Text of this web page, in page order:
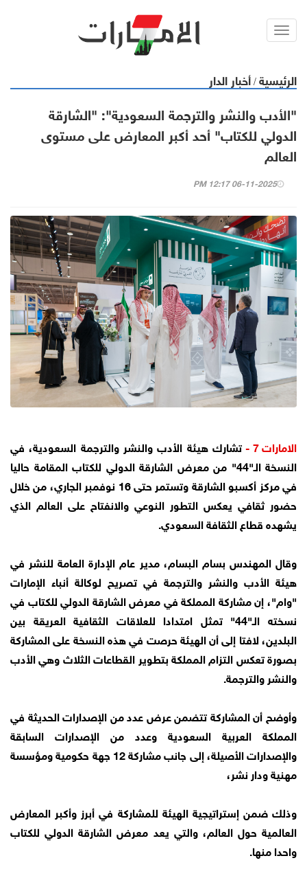
Toggl
الرئيسية / أخبار الدار
"الأدب والنشر والترجمة السعودية": "الشارقة
الدولي للكتاب" أحد أكبر المعارض على مستوى
العالم
06-11-2025 12:17 PM
الامارات 7 -
تشارك هيئة الأدب والنشر والترجمة السعودية، في
النسخة الـ"44" من معرض الشارقة الدولي للكتاب المقامة حاليا
في مركز أكسبو الشارقة وتستمر حتى 16 نوفمبر الجاري، من خلال
حضور ثقافي يعكس التطور النوعي والانفتاح على العالم الذي
يشهده قطاع الثقافة السعودي.
وقال المهندس بسام البسام، مدير عام الإدارة العامة للنشر في
هيئة الأدب والنشر والترجمة في تصريح لوكالة أنباء الإمارات
"وام"، إن مشاركة المملكة في معرض الشارقة الدولي للكتاب في
نسخته الـ"44" تمثل امتدادا للعلاقات الثقافية العريقة بين
البلدين، لافتا إلى أن الهيئة حرصت في هذه النسخة على المشاركة
بصورة تعكس التزام المملكة بتطوير القطاعات الثلاث وهي الأدب
والنشر والترجمة‏.
وأوضح أن المشاركة تتضمن عرض عدد من الإصدارات الحديثة في
المملكة العربية السعودية وعدد من الإصدارات السابقة
والإصدارات الأصيلة، إلى جانب مشاركة 12 جهة حكومية ومؤسسة
مهنية ودار نشر،
‏وذلك ضمن إستراتيجية الهيئة للمشاركة في أبرز وأكبر المعارض
العالمية حول العالم، والتي يعد معرض الشارقة الدولي للكتاب
واحدا منها.